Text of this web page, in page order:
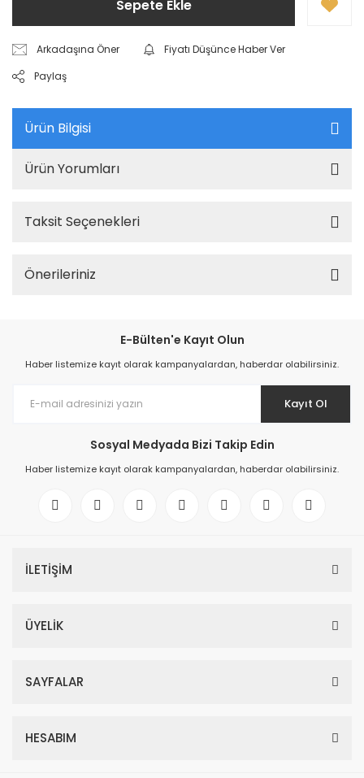
Sepete Ekle
Arkadaşına Öner
Fiyatı Düşünce Haber Ver
Paylaş
Ürün Bilgisi
Ürün Yorumları
Taksit Seçenekleri
Önerileriniz
E-Bülten'e Kayıt Olun
Haber listemize kayıt olarak kampanyalardan, haberdar olabilirsiniz.
Kayıt Ol
Sosyal Medyada Bizi Takip Edin
Haber listemize kayıt olarak kampanyalardan, haberdar olabilirsiniz.
İLETİŞİM
ÜYELİK
SAYFALAR
HESABIM